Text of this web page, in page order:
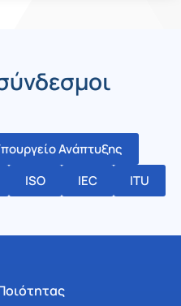
Ανάπτυξης
ISO IEC ITU